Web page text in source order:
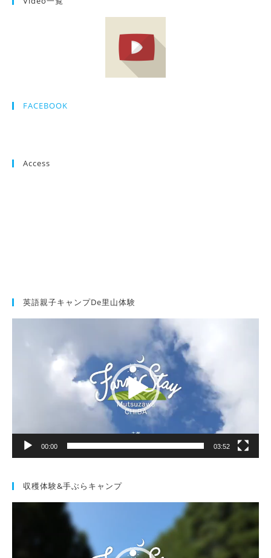
FACEBOOK
Access
英語親子キャンプde里山体験
00:00 03:52
収穫体験&手ぶらキャンプ